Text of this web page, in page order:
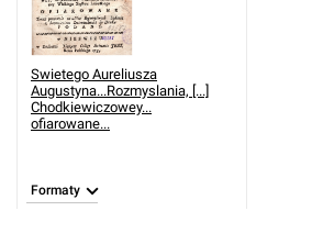
Swietego Aureliusza
Augustyna...Rozmyslania, [...]
Chodkiewiczowey...
ofiarowane...
Formaty